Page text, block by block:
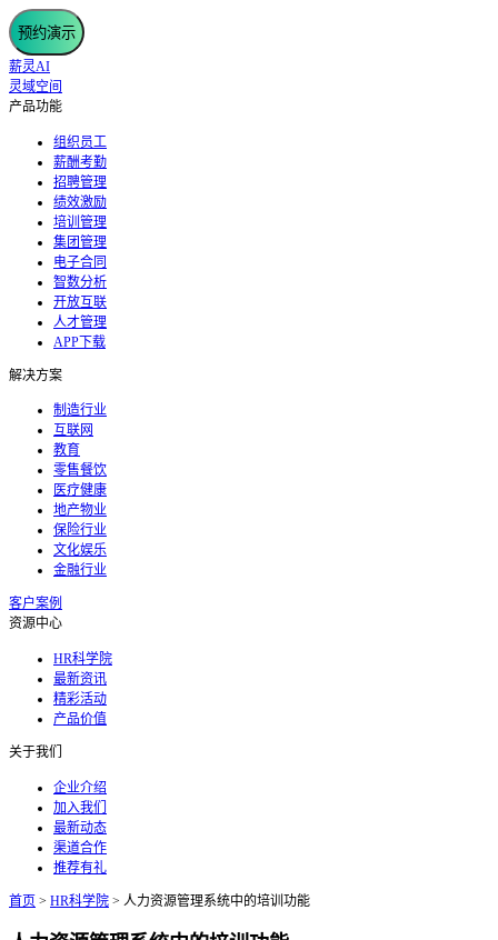
预约演示
薪灵AI
灵域空间
产品功能
组织员工
薪酬考勤
招聘管理
绩效激励
培训管理
集团管理
电子合同
智数分析
开放互联
人才管理
APP下载
解决方案
制造行业
互联网
教育
零售餐饮
医疗健康
地产物业
保险行业
文化娱乐
金融行业
客户案例
资源中心
HR科学院
最新资讯
精彩活动
产品价值
关于我们
企业介绍
加入我们
最新动态
渠道合作
推荐有礼
首页 > HR科学院 > 人力资源管理系统中的培训功能